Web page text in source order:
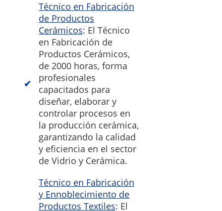
Técnico en Fabricación
de Productos
Cerámicos: El Técnico
en Fabricación de
Productos Cerámicos,
de 2000 horas, forma
profesionales
capacitados para
diseñar, elaborar y
controlar procesos en
la producción cerámica,
garantizando la calidad
y eficiencia en el sector
de Vidrio y Cerámica.
Técnico en Fabricación
y Ennoblecimiento de
Productos Textiles: El